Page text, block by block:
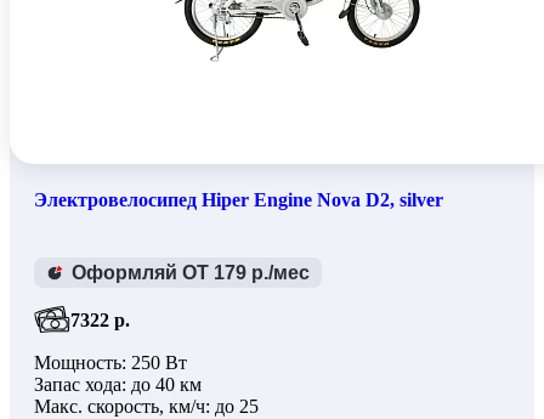
Электровелосипед Hiper Engine Nova D2, silver
Оформляй ОТ 179 р./мес
7322 р.
Мощность: 250 Вт
Запас хода: до 40 км
Макс. скорость, км/ч: до 25